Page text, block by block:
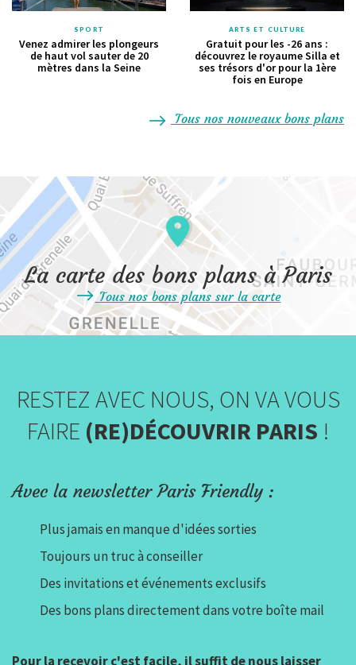
SPORT
Venez admirer les plongeurs
de haut vol sauter de 20
mètres dans la Seine
ARTS ET CULTURE
Gratuit pour les -26 ans :
découvrez le royaume Silla et
ses trésors d'or pour la 1ère
fois en Europe
Tous nos nouveaux bons plans
La carte des bons plans à Paris
Tous nos bons plans sur la carte
RESTEZ AVEC NOUS, ON VA VOUS
FAIRE (RE)DÉCOUVRIR PARIS !
Avec la newsletter Paris Friendly :
Plus jamais en manque d'idées sorties
Toujours un truc à conseiller
Des invitations et événements exclusifs
Des bons plans directement dans votre boîte mail
Pour la recevoir c'est facile, il suffit de nous laisser